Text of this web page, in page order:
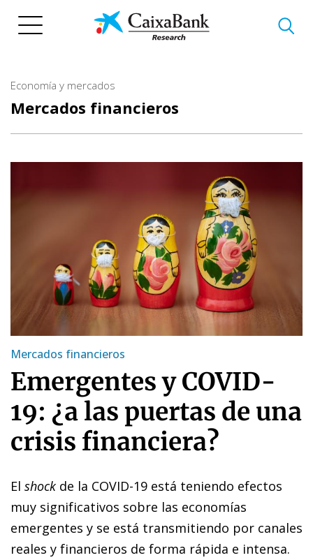
Economía y mercados
Mercados financieros
Mercados financieros
Emergentes y COVID-
19: ¿a las puertas de una
crisis financiera?
El shock de la COVID-19 está teniendo efectos
muy significativos sobre las economías
emergentes y se está transmitiendo por canales
reales y financieros de forma rápida e intensa.